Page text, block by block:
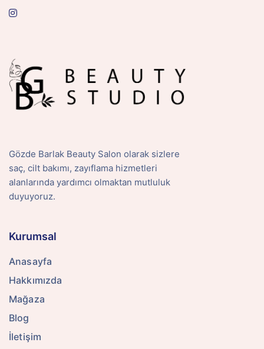
Gözde Barlak Beauty Salon olarak sizlere
saç, cilt bakımı, zayıflama hizmetleri
alanlarında yardımcı olmaktan mutluluk
duyuyoruz.
Kurumsal
Anasayfa
Hakkımızda
Mağaza
Blog
İletişim